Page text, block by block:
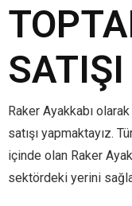
SATIŞI
Raker Ayakkabı
satışı yapmaktayız.
içinde olan Raker
sektördeki yerini